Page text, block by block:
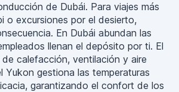
de Dubái. Para viajes más
o excursiones por el desierto,
En Dubái abundan las
llenan el depósito por ti. El
calefacción, ventilación y aire
Yukon gestiona las temperaturas
garantizando el confort de los